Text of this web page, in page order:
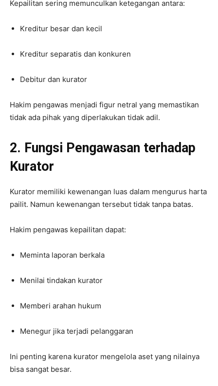
Kepailitan sering memunculkan ketegangan antara:
Kreditur besar dan kecil
Kreditur separatis dan konkuren
Debitur dan kurator
Hakim pengawas menjadi figur netral yang memastikan
tidak ada pihak yang diperlakukan tidak adil.
2. Fungsi Pengawasan terhadap
Kurator
Kurator memiliki kewenangan luas dalam mengurus harta
pailit. Namun kewenangan tersebut tidak tanpa batas.
Hakim pengawas kepailitan dapat:
Meminta laporan berkala
Menilai tindakan kurator
Memberi arahan hukum
Menegur jika terjadi pelanggaran
Ini penting karena kurator mengelola aset yang nilainya
bisa sangat besar.